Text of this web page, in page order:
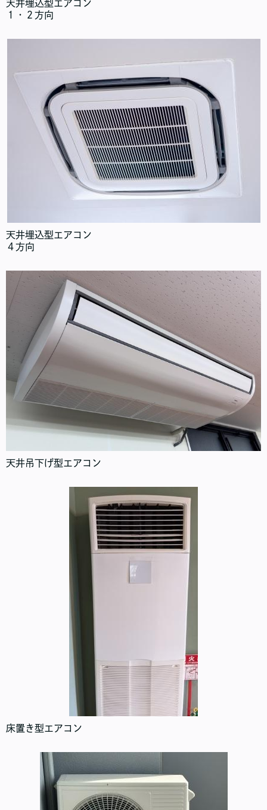
天井埋込型エアコン
１・２方向
天井埋込型エアコン
４方向
天井吊下げ型エアコン
床置き型エアコン